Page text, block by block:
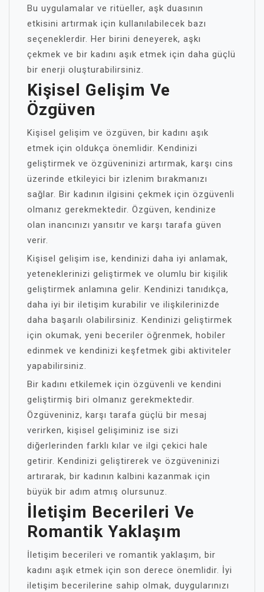
Bu uygulamalar ve ritüeller, aşk duasının
etkisini artırmak için kullanılabilecek bazı
seçeneklerdir. Her birini deneyerek, aşkı
çekmek ve bir kadını aşık etmek için daha güçlü
bir enerji oluşturabilirsiniz.
Kişisel Gelişim Ve
Özgüven
Kişisel gelişim ve özgüven, bir kadını aşık
etmek için oldukça önemlidir. Kendinizi
geliştirmek ve özgüveninizi artırmak, karşı cins
üzerinde etkileyici bir izlenim bırakmanızı
sağlar. Bir kadının ilgisini çekmek için özgüvenli
olmanız gerekmektedir. Özgüven, kendinize
olan inancınızı yansıtır ve karşı tarafa güven
verir.
Kişisel gelişim ise, kendinizi daha iyi anlamak,
yeteneklerinizi geliştirmek ve olumlu bir kişilik
geliştirmek anlamına gelir. Kendinizi tanıdıkça,
daha iyi bir iletişim kurabilir ve ilişkilerinizde
daha başarılı olabilirsiniz. Kendinizi geliştirmek
için okumak, yeni beceriler öğrenmek, hobiler
edinmek ve kendinizi keşfetmek gibi aktiviteler
yapabilirsiniz.
Bir kadını etkilemek için özgüvenli ve kendini
geliştirmiş biri olmanız gerekmektedir.
Özgüveniniz, karşı tarafa güçlü bir mesaj
verirken, kişisel gelişiminiz ise sizi
diğerlerinden farklı kılar ve ilgi çekici hale
getirir. Kendinizi geliştirerek ve özgüveninizi
artırarak, bir kadının kalbini kazanmak için
büyük bir adım atmış olursunuz.
İletişim Becerileri Ve
Romantik Yaklaşım
İletişim becerileri ve romantik yaklaşım, bir
kadını aşık etmek için son derece önemlidir. İyi
iletişim becerilerine sahip olmak, duygularınızı